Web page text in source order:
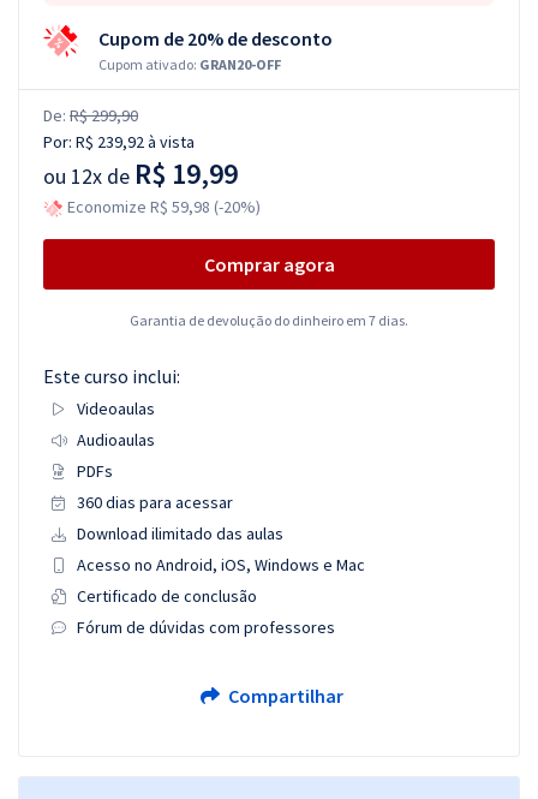
Cupom de 20% de desconto
Cupom ativado: GRAN20-OFF
De: R$ 299,90
Por: R$ 239,92à vista
ou 12x de R$ 19,99
Economize R$ 59,98 (-20%)
Comprar agora
Garantia de devolução do dinheiro em 7 dias.
Este curso inclui:
Videoaulas
Audioaulas
PDFs
360 dias para acessar
Download ilimitado das aulas
Acesso no Android, iOS, Windows e Mac
Certificado de conclusão
Fórum de dúvidas com professores
Compartilhar